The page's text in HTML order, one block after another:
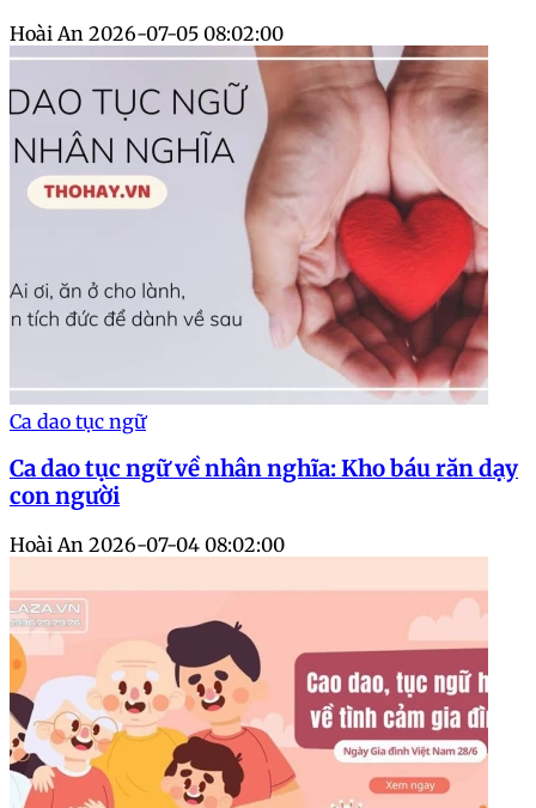
Hoài An 2026-07-05 08:02:00
Ca dao tục ngữ
Ca dao tục ngữ về nhân nghĩa: Kho báu răn dạy
con người
Hoài An 2026-07-04 08:02:00